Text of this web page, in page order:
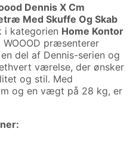
Dennis X Cm
Med Skuffe Og Skab
i kategorien Home Kontor
WOOOD præsenterer
del af Dennis-serien og
værelse, der ønsker
og stil. Med
og en vægt på 28 kg, er